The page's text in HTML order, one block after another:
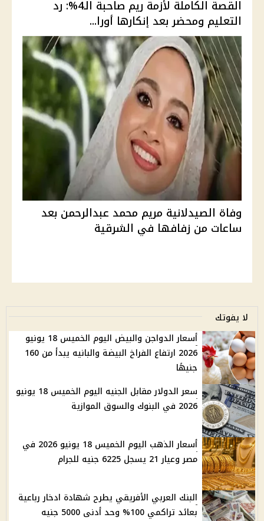
القصة الكاملة لأزمة ريم صاحبة الـ4%: رد
التعليم ومحضر بعد إنكارها أورا...
وفاة الصيدلانية مريم محمد عبدالرحمن بعد
ساعات من زفافها في الشرقية
لا يفوتك
أسعار الدواجن والبيض اليوم الخميس 18 يونيو
2026 ارتفاع الفراخ البيضة والبانيه يبدأ من 160
جنيهًا
سعر الدولار مقابل الجنيه اليوم الخميس 18 يونيو
2026 في البنوك والسوق الموازية
أسعار الذهب اليوم الخميس 18 يونيو 2026 في
مصر وعيار 21 يسجل 6225 جنيه للجرام
البنك العربي الأفريقي يطرح شهادة ادخار رباعية
بعائد تراكمي 100% وحد أدنى 5000 جنيه